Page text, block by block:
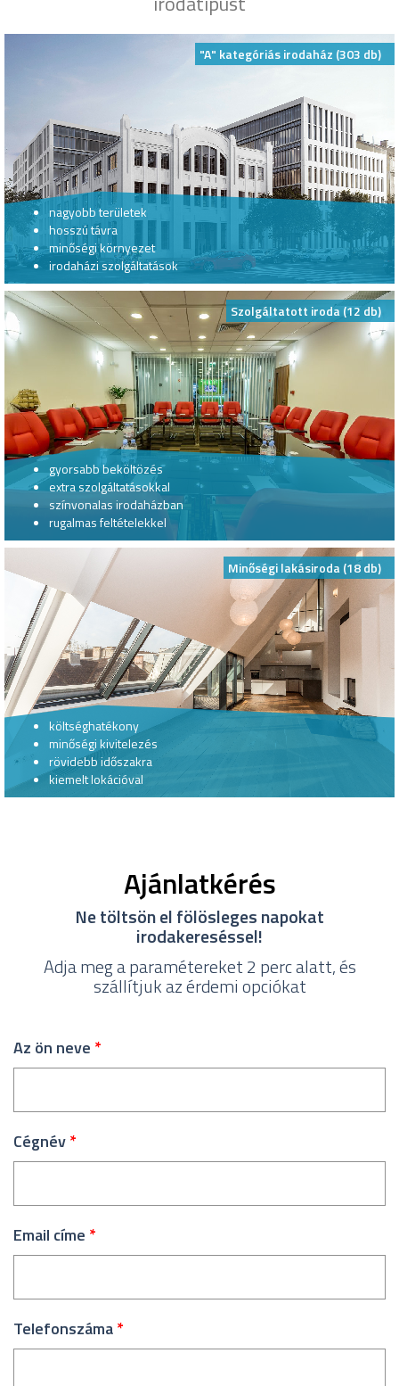
"A" kategóriás irodaház (303 db)
nagyobb területek
hosszú távra
minőségi környezet
irodaházi szolgáltatások
Szolgáltatott iroda (12 db)
gyorsabb beköltözés
extra szolgáltatásokkal
színvonalas irodaházban
rugalmas feltételekkel
Minőségi lakásiroda (18 db)
költséghatékony
minőségi kivitelezés
rövidebb időszakra
kiemelt lokációval
Ajánlatkérés
Ne töltsön el fölösleges napokat
irodakereséssel!
Adja meg a paramétereket 2 perc alatt, és
szállítjuk az érdemi opciókat
Az ön neve *
Cégnév*
Email címe *
Telefonszáma*